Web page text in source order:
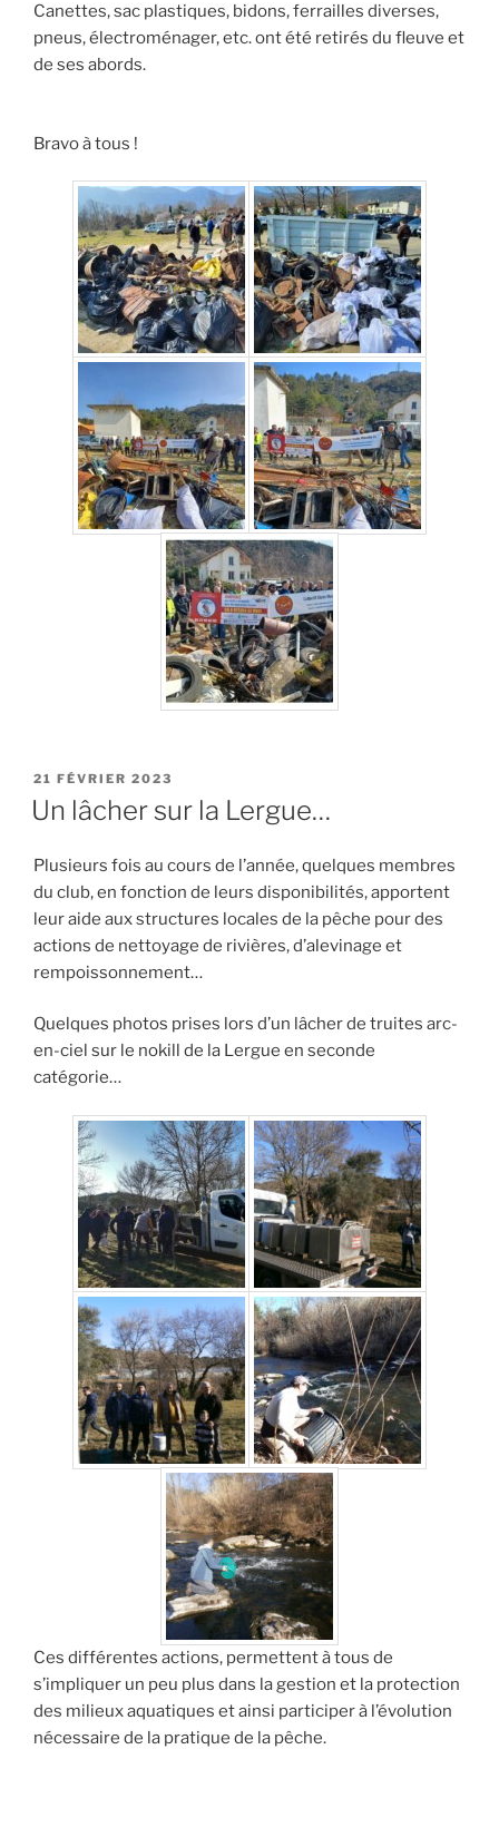
Canettes, sac plastiques, bidons, ferrailles diverses,
pneus, électroménager, etc. ont été retirés du fleuve et
de ses abords.
Bravo à tous !
PUBLIÉ
LE
21 FÉVRIER 2023
Un lâcher sur la Lergue…
Plusieurs fois au cours de l’année, quelques membres
du club, en fonction de leurs disponibilités, apportent
leur aide aux structures locales de la pêche pour des
actions de nettoyage de rivières, d’alevinage et
rempoissonnement…
Quelques photos prises lors d’un lâcher de truites arc-
en-ciel sur le nokill de la Lergue en seconde
catégorie…
Ces différentes actions, permettent à tous de
s’impliquer un peu plus dans la gestion et la protection
des milieux aquatiques et ainsi participer à l’évolution
nécessaire de la pratique de la pêche.